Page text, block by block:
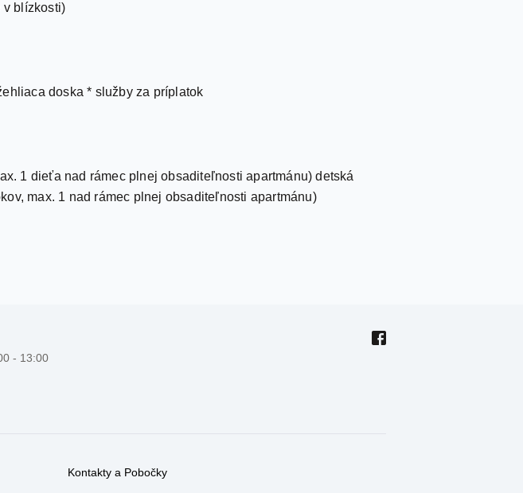
v blízkosti)
doska * služby za príplatok
1 dieťa nad rámec plnej obsaditeľnosti apartmánu) detská
max. 1 nad rámec plnej obsaditeľnosti apartmánu)
- 13:00
Kontakty a Pobočky